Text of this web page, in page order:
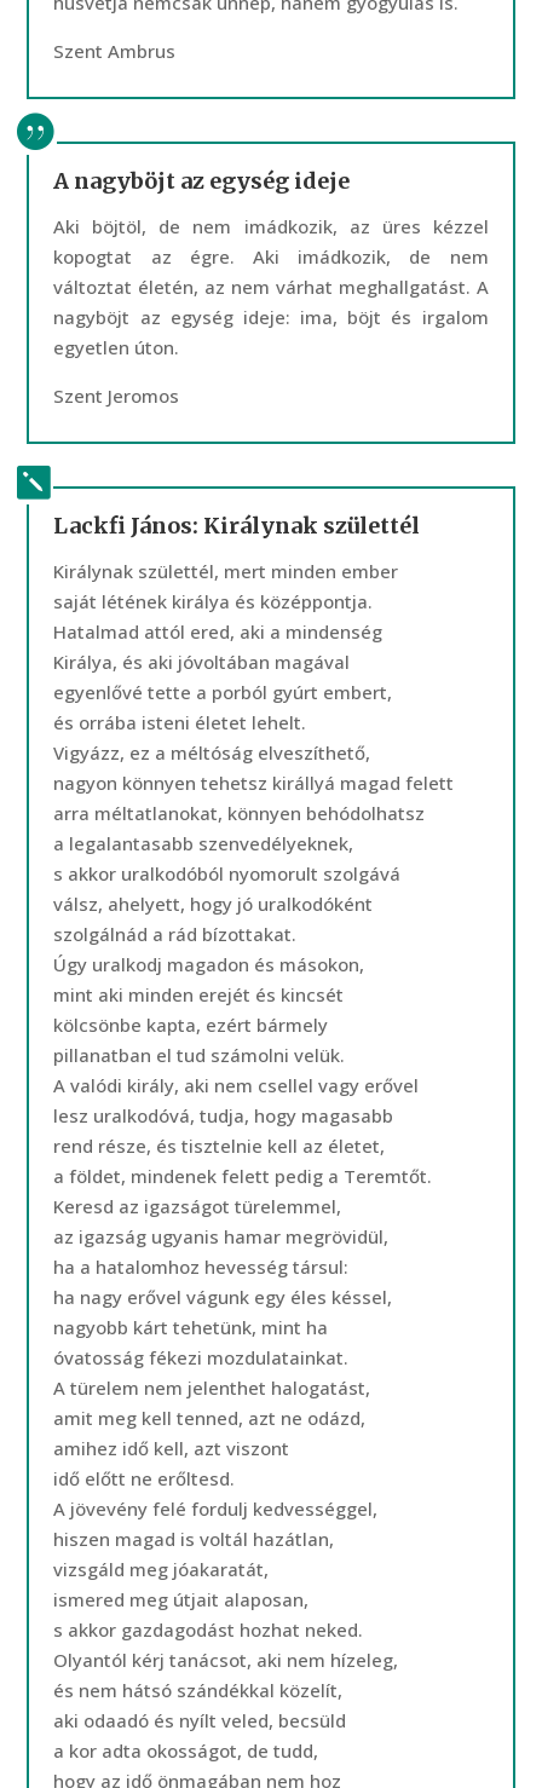
Szent Ambrus
A nagyböjt az egység ideje
Aki böjtöl, de nem imádkozik, az üres kézzel
kopogtat az égre. Aki imádkozik, de nem
változtat életén, az nem várhat meghallgatást. A
nagyböjt az egység ideje: ima, böjt és irgalom
egyetlen úton.
Szent Jeromos
Lackfi János: Királynak születtél
Királynak születtél, mert minden ember
saját létének királya és középpontja.
Hatalmad attól ered, aki a mindenség
Királya, és aki jóvoltában magával
egyenlővé tette a porból gyúrt embert,
és orrába isteni életet lehelt.
Vigyázz, ez a méltóság elveszíthető,
nagyon könnyen tehetsz királlyá magad felett
arra méltatlanokat, könnyen behódolhatsz
a legalantasabb szenvedélyeknek,
s akkor uralkodóból nyomorult szolgává
válsz, ahelyett, hogy jó uralkodóként
szolgálnád a rád bízottakat.
Úgy uralkodj magadon és másokon,
mint aki minden erejét és kincsét
kölcsönbe kapta, ezért bármely
pillanatban el tud számolni velük.
A valódi király, aki nem csellel vagy erővel
lesz uralkodóvá, tudja, hogy magasabb
rend része, és tisztelnie kell az életet,
a földet, mindenek felett pedig a Teremtőt.
Keresd az igazságot türelemmel,
az igazság ugyanis hamar megrövidül,
ha a hatalomhoz hevesség társul:
ha nagy erővel vágunk egy éles késsel,
nagyobb kárt tehetünk, mint ha
óvatosság fékezi mozdulatainkat.
A türelem nem jelenthet halogatást,
amit meg kell tenned, azt ne odázd,
amihez idő kell, azt viszont
idő előtt ne erőltesd.
A jövevény felé fordulj kedvességgel,
hiszen magad is voltál hazátlan,
vizsgáld meg jóakaratát,
ismered meg útjait alaposan,
s akkor gazdagodást hozhat neked.
Olyantól kérj tanácsot, aki nem hízeleg,
és nem hátsó szándékkal közelít,
aki odaadó és nyílt veled, becsüld
a kor adta okosságot, de tudd,
hogy az idő önmagában nem hoz